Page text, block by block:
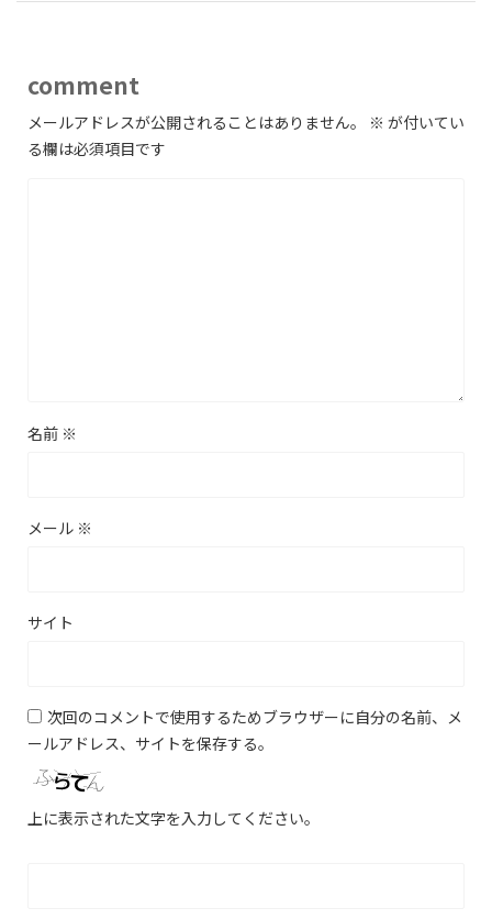
comment
メールアドレスが公開されることはありません。 ※ が付いてい
る欄は必須項目です
名前 ※
メール ※
サイト
次回のコメントで使用するためブラウザーに自分の名前、メ
ールアドレス、サイトを保存する。
上に表示された文字を入力してください。